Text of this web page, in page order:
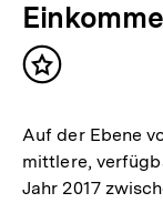
Inhalt
Auf der Ebene
mittlere,
Jahr 2017